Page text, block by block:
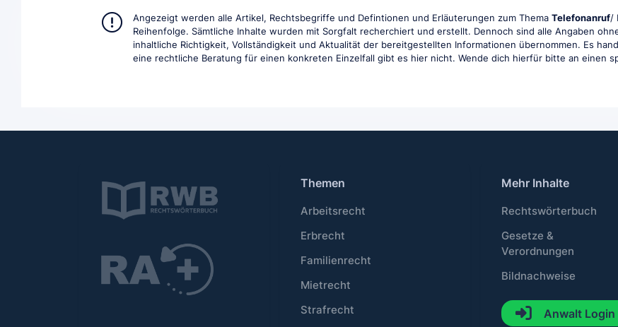
Angezeigt werden alle Artikel, Rechtsbegriffe und Defintionen und Erläuterungen zum ThemaTelefonanruf/
Reihenfolge. Sämtliche Inhalte wurden mit Sorgfalt recherchiert und erstellt. Dennoch sind alle Angaben
inhaltliche Richtigkeit, Vollständigkeit und Aktualität der bereitgestellten Informationen übernommen. Es
eine rechtliche Beratung für einen konkreten Einzelfall gibt es hier nicht. Wende dich hierfür bitte an einen
Themen
Arbeitsrecht
Erbrecht
Familienrecht
Mietrecht
Strafrecht
Mehr Inhalte
Rechtswörterbuch
Gesetze &
Verordnungen
Bildnachweise
Anwalt Login